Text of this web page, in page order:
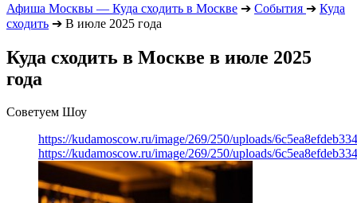
Афиша Москвы — Куда сходить в Москве ➔ События ➔ Куда
сходить ➔ В июле 2025 года
Куда сходить в Москве в июле 2025
года
Советуем Шоу
https://kudamoscow.ru/image/269/250/uploads/
https://kudamoscow.ru/image/269/250/uploads/